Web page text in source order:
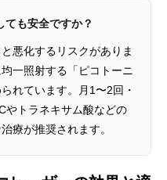
も安全ですか？
悪化するリスクがありま
一照射する「ピコトーニ
れています。月1〜2回・
やトラネキサム酸などの
療が推奨されます。